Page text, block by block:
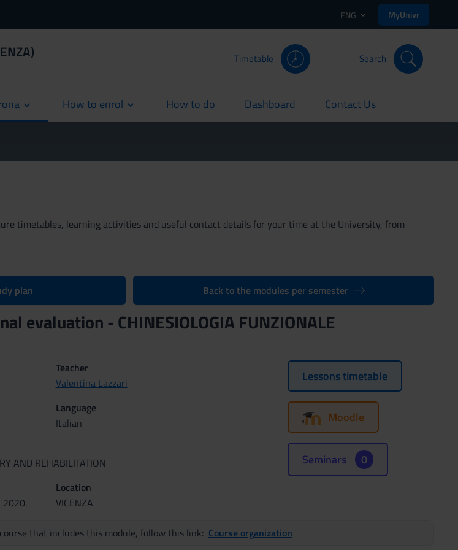
ENG MyUnivr
Timetable Search
How to enrol How to do
current Dashboard
current Contact Us
current
timetables, learning activities and useful contact details for your time at the University, from
plan Back to the modules per semester
evaluation - CHINESIOLOGIA FUNZIONALE
Teacher
Valentina Lazzari
Language
Italian
AND REHABILITATION
2020.
Location
VICENZA
Lessons timetable
Moodle
Seminars 0
that includes this module, follow this link: Course organization